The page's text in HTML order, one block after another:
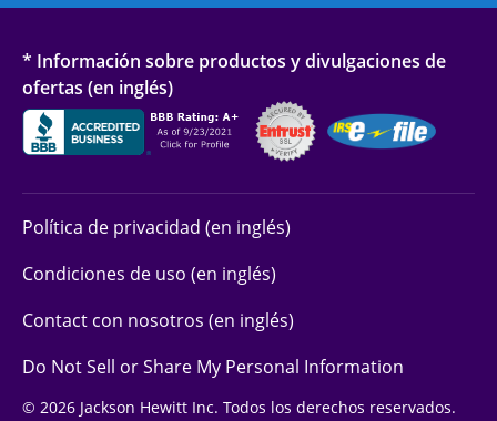
* Información sobre productos y divulgaciones de
ofertas (en inglés)
Política de privacidad (en inglés)
Condiciones de uso (en inglés)
Contact con nosotros (en inglés)
Do Not Sell or Share My Personal Information
© 2026 Jackson Hewitt Inc. Todos los derechos reservados.